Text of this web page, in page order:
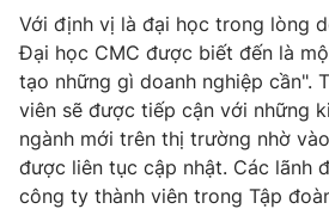
Với định vị là đại học trong lòng
Đại học CMC được biết đến là
tạo những gì doanh nghiệp cần".
viên sẽ được tiếp cận với những
ngành mới trên thị trường nhờ
được liên tục cập nhật. Các lãnh
công ty thành viên trong Tập